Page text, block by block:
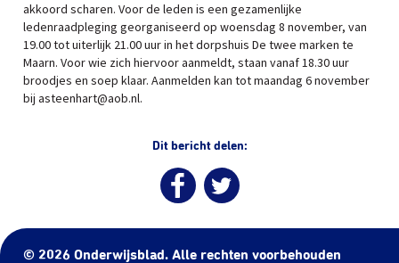
akkoord scharen. Voor de leden is een gezamenlijke
ledenraadpleging georganiseerd op woensdag 8 november, van
19.00 tot uiterlijk 21.00 uur in het dorpshuis De twee marken te
Maarn. Voor wie zich hiervoor aanmeldt, staan vanaf 18.30 uur
broodjes en soep klaar. Aanmelden kan tot maandag 6 november
bij asteenhart@aob.nl.
Dit bericht delen:
© 2026 Onderwijsblad. Alle rechten voorbehouden